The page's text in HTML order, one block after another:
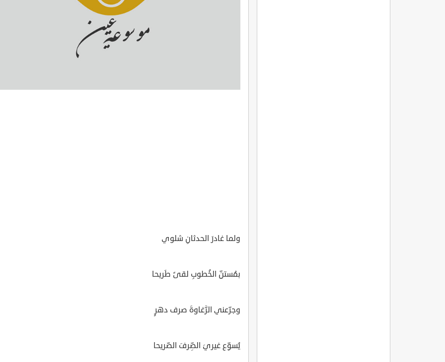
ولما غادرَ الحدثانِ شلوي
بمُستنِّ الخُطوبِ لقىً طَريحا
وجرّعني الرَّغاوةَ صرف دهرٍ
يُسوِّع غيريَ الصِّرفَ الصّريحا